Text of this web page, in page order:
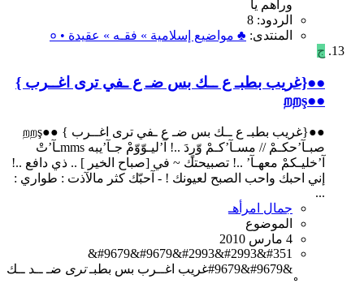
وراهم يا
الردود: 8
المنتدى: ♣ مواضيع إسلامية » فقـه » عقيدة • ०
ج
●●{غريب بطبـ ع ــك بس ضـ ع ـفي ترى اغــرب }
●●றறş
●●{غريب بطبـ ع ــك بس ضـ ع ـفي ترى اغــرب } ●●றறş
صبـآ’حكـمْ // مسـآ’كـمْ وّرٍدَ ..! آ’ليـوّوّمْ جـآ’يبه mmsـآ’تْ
آ’خليـكمْ معهـآ’ ..! تصبيحتك ~ في [صباح الخير ] .. ذي دافع ..!
إني احبك واحب الصبح لعيونك ! - آحبّك كثر مالآذت : طواري :
...
جمال امرأهـ
الموضوع
4 مارس 2010
&#9679&#9679&#2993&#2993&#351
&#9679&#9679غريب
اغــرب بس بطبـترى ضـ ــد ــك